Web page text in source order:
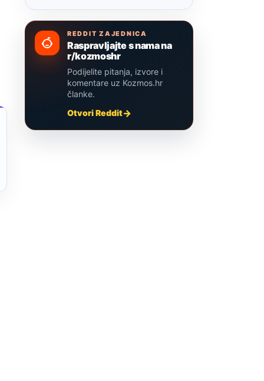
REDDIT ZAJEDNICA
Raspravljajte s nama na
r/kozmoshr
Podijelite pitanja, izvore i
komentare uz Kozmos.hr
članke.
Otvori Reddit